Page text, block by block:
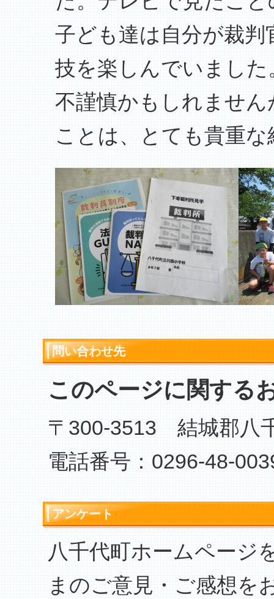
子ども達は自分が裁
技を楽しんでいまし
不謹慎かもしれませ
ことは、とても貴重
問い合わせ先
このページに関する
〒300-3513 結城郡八
電話番号：0296-48-
アンケート
八千代町ホームページ
まのご意見・ご感想を